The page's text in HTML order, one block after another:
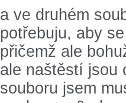
a ve druhém
potřebuju, aby
přičemž ale
ale naštěstí jsou
souboru jsem